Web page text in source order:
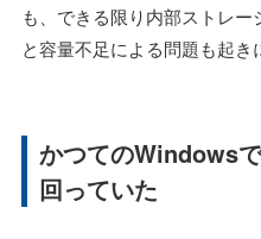
も、できる限り内部ストレ
と容量不足による問題も起き
かつてのWindows
回っていた